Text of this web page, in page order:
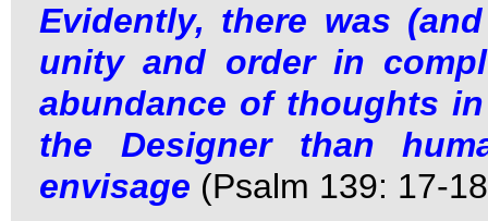
Evidently, there was
unity and order in
abundance of thoughts
the Designer than
envisage (Psalm 139: 17-